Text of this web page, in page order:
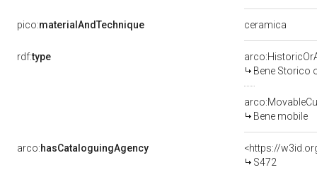
pico:materialAndTechnique ceramica
rdf:type
Bene Storico
Bene mobile
arco:hasCataloguingAgency
<https://
S472